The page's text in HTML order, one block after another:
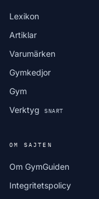
Lexikon
Artiklar
Varumärken
Gymkedjor
Gym
Verktyg
SNART
OM SAJTEN
Om GymGuiden
Integritetspolicy